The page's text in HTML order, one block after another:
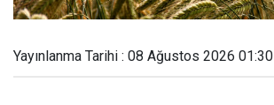
Yayınlanma Tarihi : 08 Ağustos 2026 01:30